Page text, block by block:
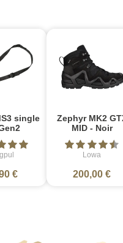
single
€
Zephyr MK2
MID - Noir
Lowa
200,00 €